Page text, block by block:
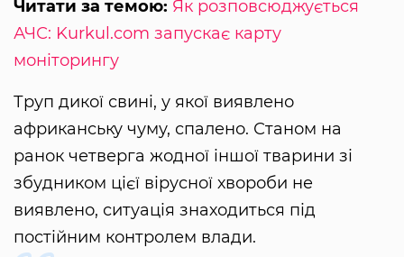
Читати за темою: Як розповсюджується
АЧС: Kurkul.com запускає карту
моніторингу
Труп дикої свині, у якої виявлено
африканську чуму, спалено. Станом на
ранок четверга жодної іншої тварини зі
збудником цієї вірусної хвороби не
виявлено, ситуація знаходиться під
постійним контролем влади.